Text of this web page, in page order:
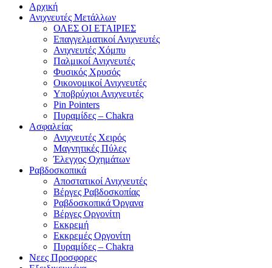
Αρχική
Ανιχνευτές Μετάλλων
ΟΛΕΣ ΟΙ ΕΤΑΙΡΙΕΣ
Επαγγελματικοί Ανιχνευτές
Ανιχνευτές Χόμπυ
Παλμικοί Ανιχνευτές
Φυσικός Χρυσός
Οικονομικοί Ανιχνευτές
Υποβρύχιοι Ανιχνευτές
Pin Pointers
Πυραμίδες – Chakra
Ασφαλείας
Ανιχνευτές Χειρός
Μαγνητικές Πύλες
Έλεγχος Οχημάτων
Ραβδοσκοπικά
Αποστατικοί Ανιχνευτές
Βέργες Ραβδοσκοπίας
Ραβδοσκοπικά Όργανα
Βέργες Οργονίτη
Εκκρεμή
Εκκρεμές Οργονίτη
Πυραμίδες – Chakra
Νεες Προσφορες